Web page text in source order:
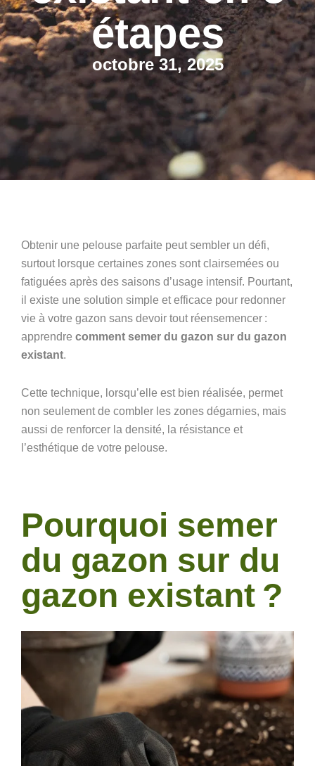
étapes
octobre 31, 2025
Obtenir une pelouse parfaite peut sembler un défi,
surtout lorsque certaines zones sont clairsemées ou
fatiguées après des saisons d’usage intensif. Pourtant,
il existe une solution simple et efficace pour redonner
vie à votre gazon sans devoir tout réensemencer :
apprendre comment semer du gazon sur du gazon
existant.
Cette technique, lorsqu’elle est bien réalisée, permet
non seulement de combler les zones dégarnies, mais
aussi de renforcer la densité, la résistance et
l’esthétique de votre pelouse.
Pourquoi semer
du gazon sur du
gazon existant ?